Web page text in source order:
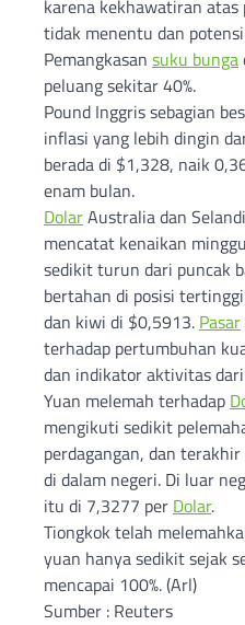
karena kekhawatiran
tidak menentu dan
Pemangkasan suku bunga
peluang sekitar 40%.
Pound Inggris sebagian
inflasi yang lebih dingin
berada di $1,328, naik
enam bulan.
DolarAustralia dan
mencatat kenaikan
sedikit turun dari puncak
bertahan di posisi
dan kiwi di $0,5913. Pasar
terhadap pertumbuhan
dan indikator aktivitas
Yuan melemah terhadap
mengikuti sedikit
perdagangan, dan
di dalam negeri. Di luar
itu di 7,3277 per Dolar.
Tiongkok telah
yuan hanya sedikit sejak
mencapai 100%. (Arl)
Sumber : Reuters